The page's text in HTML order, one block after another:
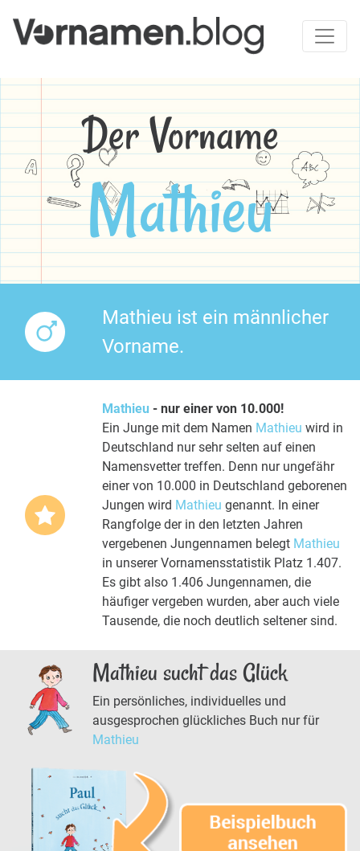
Der Vorname
Mathieu
Mathieu ist ein männlicher
Vorname.
Mathieu - nur einer von 10.000!
Ein Junge mit dem Namen Mathieu wird in
Deutschland nur sehr selten auf einen
Namensvetter treffen. Denn nur ungefähr
einer von 10.000 in Deutschland geborenen
Jungen wird Mathieu genannt. In einer
Rangfolge der in den letzten Jahren
vergebenen Jungennamen belegt Mathieu
in unserer Vornamensstatistik Platz 1.407.
Es gibt also 1.406 Jungennamen, die
häufiger vergeben wurden, aber auch viele
Tausende, die noch deutlich seltener sind.
Mathieu sucht das Glück
Ein persönliches, individuelles und
ausgesprochen glückliches Buch nur für
Mathieu